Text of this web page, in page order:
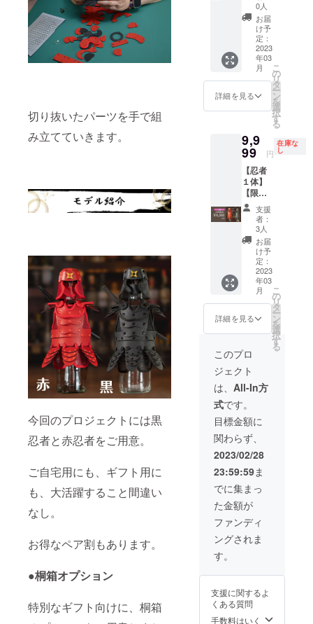
切り抜いたパーツを手で組
み立てていきます。
今回のプロジェクトには黒
忍者と赤忍者をご用意。
ご自宅用にも、ギフト用に
も、大活躍すること間違い
なし。
お得なペア割もあります。
●桐箱オプション
特別なギフト向けに、桐箱
き１つ
ご購入
をお願
いしま
す。 桐
箱あり
と桐箱
なしが
発生す
る場合
は、備
て桐箱
にする
忍者の
色をお
知らせ
下さ
い。
0人
お届
け予
定：
2023
年03
月
詳細を見る
こ
の
リ
タ
ー
ン
を
選
択
す
る
9,9
99 円
在庫な
し
【忍者
１体】
【限定
３体】
忍者ボ
トルカ
バー 赤/
黒 定
16,500
支援
者：
3人
お届
け予
定：
2023
年03
月
詳細を見る
こ
の
リ
タ
ー
ン
を
選
択
す
る
このプロ
ジェクト
は、 All-In方
式です。
目標金額に
関わらず、
2023/02/28
23:59:59ま
でに集まっ
た金額が
ファンディ
ングされま
す。
支援に関するよ
くある質問
手数料はいく